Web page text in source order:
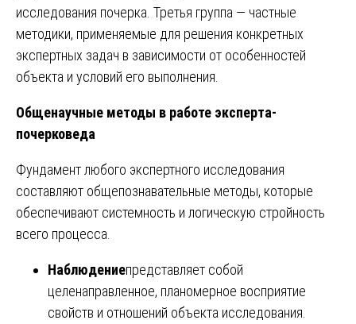
исследования почерка. Третья группа — частные
методики, применяемые для решения конкретных
экспертных задач в зависимости от особенностей
объекта и условий его выполнения.
Общенаучные методы в работе эксперта-
почерковеда
Фундамент любого экспертного исследования
составляют общепознавательные методы, которые
обеспечивают системность и логическую стройность
всего процесса.
Наблюдениепредставляет собой
целенаправленное, планомерное восприятие
свойств и отношений объекта исследования.